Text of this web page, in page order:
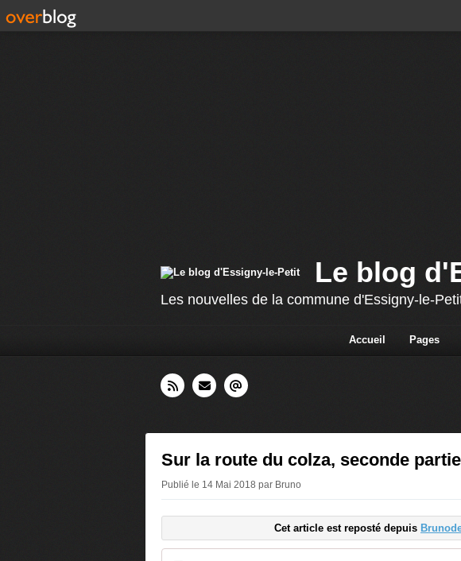
Le blog
Les nouvelles de la commune d'Essigny-le-
Accueil Pages
Sur la route du colza, seconde
Publié le 14 Mai 2018 par Bruno
Cet article est reposté depuis